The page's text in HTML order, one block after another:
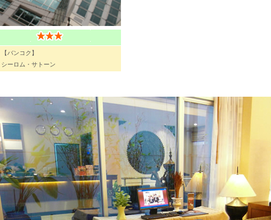
【バンコク】
シーロム・サトーン